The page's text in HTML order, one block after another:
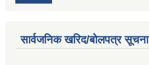
सार्वजनिक खरिद/बोलपत्र सूचना